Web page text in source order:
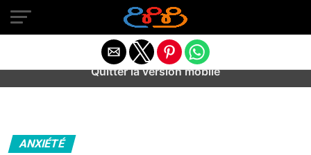
Warning
: preg_match(): Unknown modifier '/' in
/home/u589487443/domains/aideanxietestress.fr/
content/plugins/idev-post-views/includes/class-bots.php
ANXIÉTÉ
Quitter la version mobile